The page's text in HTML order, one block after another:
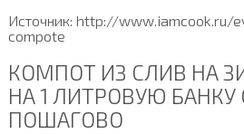
Источник: http://
compote
КОМПОТ ИЗ СЛИВ НА
НА 1 ЛИТРОВУЮ БАНКУ
ПОШАГОВО